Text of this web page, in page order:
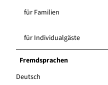
für Familien
für Individualgäste
Fremdsprachen
Deutsch